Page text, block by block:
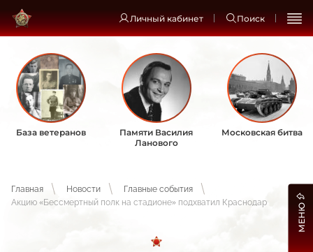
Личный кабинет Поиск
База ветеранов
Памяти Василия
Ланового
Московская битва
Главная Новости
Главные события
Акцию «Бессмертный полк на стадионе» подхватил Краснодар
МЕНЮ